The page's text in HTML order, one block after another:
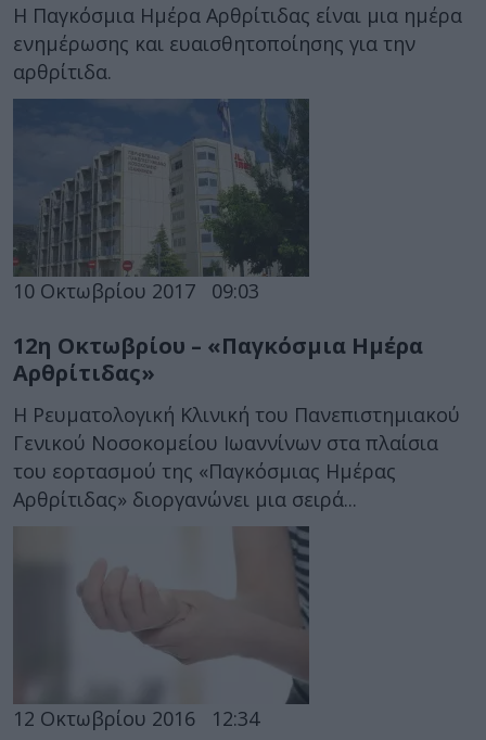
Η Παγκόσμια Ημέρα Αρθρίτιδας είναι μια ημέρα
ενημέρωσης και ευαισθητοποίησης για την
αρθρίτιδα.
10 Οκτωβρίου 2017 09:03
12η Οκτωβρίου – «Παγκόσμια Ημέρα
Αρθρίτιδας»
Η Ρευματολογική Κλινική του Πανεπιστημιακού
Γενικού Νοσοκομείου Ιωαννίνων στα πλαίσια
του εορτασμού της «Παγκόσμιας Ημέρας
Αρθρίτιδας» διοργανώνει μια σειρά...
12 Οκτωβρίου 2016 12:34